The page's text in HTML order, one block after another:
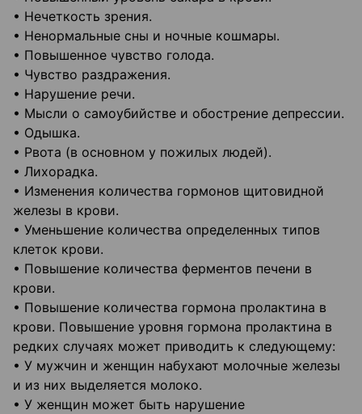
• Нечеткость зрения.
• Ненормальные сны и ночные кошмары.
• Повышенное чувство голода.
• Чувство раздражения.
• Нарушение речи.
• Мысли о самоубийстве и обострение депрессии.
• Одышка.
• Рвота (в основном у пожилых людей).
• Лихорадка.
• Изменения количества гормонов щитовидной
железы в крови.
• Уменьшение количества определенных типов
клеток крови.
• Повышение количества ферментов печени в
крови.
• Повышение количества гормона пролактина в
крови. Повышение уровня гормона пролактина в
редких случаях может приводить к следующему:
• У мужчин и женщин набухают молочные железы
и из них выделяется молоко.
• У женщин может быть нарушение